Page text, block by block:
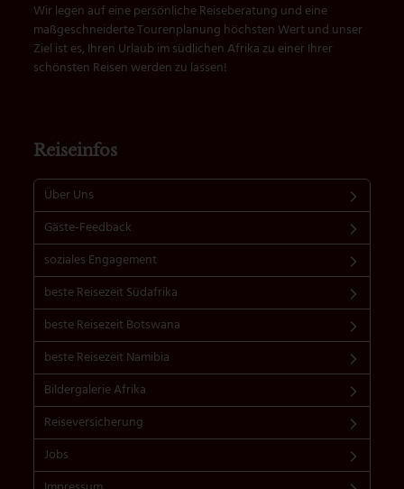
Wir legen auf eine persönliche Reiseberatung und eine
maßgeschneiderte Tourenplanung höchsten Wert und unser
Ziel ist es, Ihren Urlaub im südlichen Afrika zu einer Ihrer
schönsten Reisen werden zu lassen!
Reiseinfos
Über Uns
Gäste-Feedback
soziales Engagement
beste Reisezeit Südafrika
beste Reisezeit Botswana
beste Reisezeit Namibia
Bildergalerie Afrika
Reiseversicherung
Jobs